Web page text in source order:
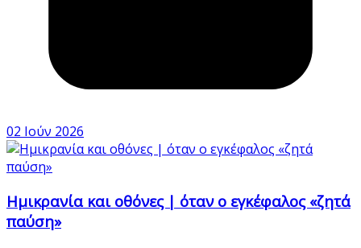
02 Ιούν 2026
Ημικρανία και οθόνες | όταν ο εγκέφαλος «ζητά
παύση»